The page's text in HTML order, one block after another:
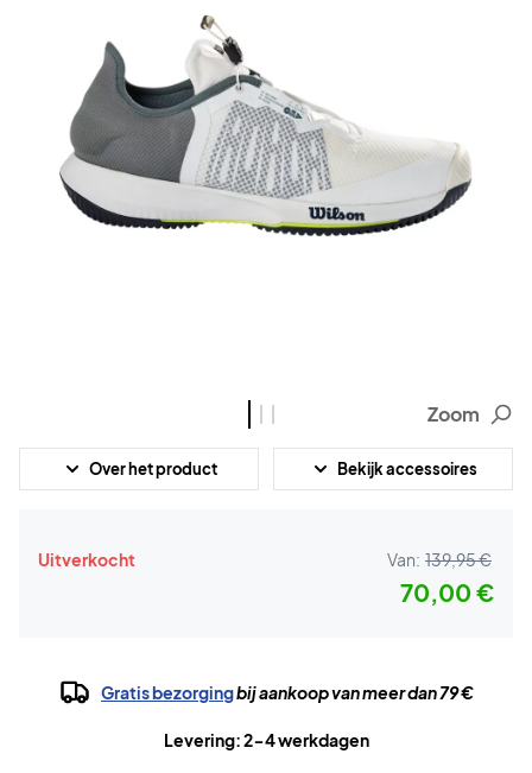
Zoom
Over het product Bekijk accessoires
Uitverkocht Van: 139,95 €
70,00 €
Gratis bezorgingbij aankoop van meer dan 79 €
Levering: 2-4 werkdagen